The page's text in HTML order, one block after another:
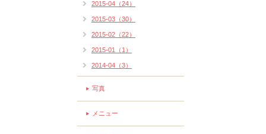
2015-04（24）
2015-03（30）
2015-02（22）
2015-01（1）
2014-04（3）
写真
メニュー